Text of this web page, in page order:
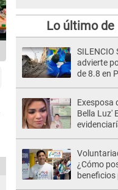
Lo último de
SILENCIO
advierte
de 8.8 en
Exesposa
Bella Luz'
¿Cómo
beneficios